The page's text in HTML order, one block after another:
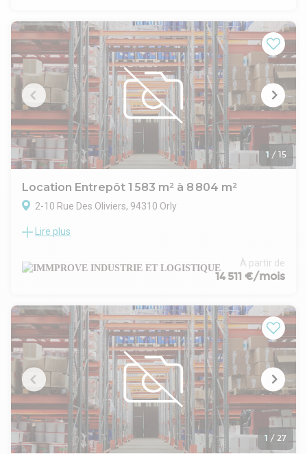
500 m², non divisibles, parfait pour répondre aux besoins les
plus exigeants de votre entreprise. Ces entrepôts se
distinguent par une conception optimisée pour les
opérations logistiques, offrant une hauteur sous plafond
impressionnante de 7 mètres, idéale pour maximiser votre
capacité de stockage vertical et faciliter la circulation des
engins de manutention.
1 / 15
Location Entrepôt 1 583 m² à 8 804 m²
2-10 Rue Des Oliviers, 94310 Orly
Découvrez une opportunité exceptionnelle avec IMMPROVE :
stratégique d'ORLY. Cette superbe cellule d'activité située
dans un parc sécurisé et gardienné offre un accès facile aux
plafond de 12 mètres et une charge au sol de 3 tonnes, cet
entrepôt est idéal pour toute activité nécessitant un espace
de stockage de qualité. Ne manquez pas cette occasion
unique de louer un bien immobilier d'entreprise de premier
choix, contactez IMMPROVE dès aujourd'hui pour organiser
une visite.
. Site sécurisé avec gardien
. Accès poids lourds
. Hauteur libre : 12 mètres
. Sprinklers
Lire plus
À partir de
14 511 €/mois
1 / 27